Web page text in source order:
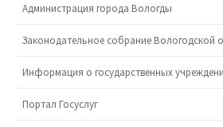
Администрация города Вологды
Законодательное собрание Вологодской
Информация о государственных
Портал Госуслуг